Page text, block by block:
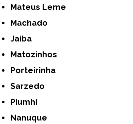
Mateus Leme
Machado
Jaíba
Matozinhos
Porteirinha
Sarzedo
Piumhi
Nanuque